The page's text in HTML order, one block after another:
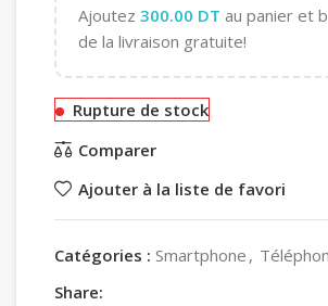
Ajoutez 300.00 DT au panier et
de la livraison gratuite!
Rupture de stock
Comparer
Ajouter à la liste de favori
Catégories : Smartphone ,
Share: